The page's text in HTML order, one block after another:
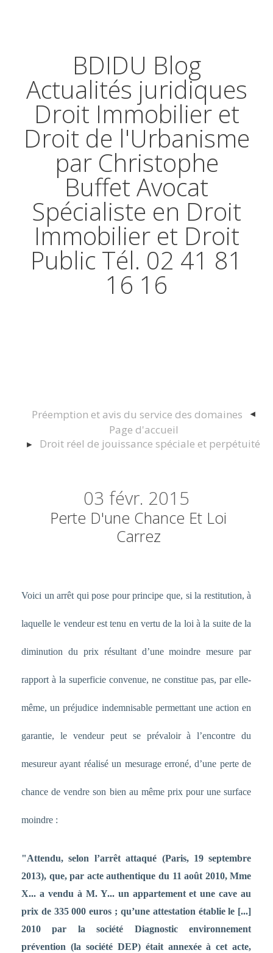
BDIDU Blog
Actualités juridiques
Droit Immobilier et
Droit de l'Urbanisme
par Christophe
Buffet Avocat
Spécialiste en Droit
Immobilier et Droit
Public Tél. 02 41 81
16 16
Préemption et avis du service des domaines
Page d'accueil
Droit réel de jouissance spéciale et perpétuité
03 févr. 2015
Perte D'une Chance Et Loi
Carrez
Voici un arrêt qui pose pour principe que, si la restitution, à
laquelle le vendeur est tenu en vertu de la loi à la suite de la
diminution du prix résultant d’une moindre mesure par
rapport à la superficie convenue, ne constitue pas, par elle-
même, un préjudice indemnisable permettant une action en
garantie, le vendeur peut se prévaloir à l’encontre du
mesureur ayant réalisé un mesurage erroné, d’une perte de
chance de vendre son bien au même prix pour une surface
moindre :
"Attendu, selon l’arrêt attaqué (Paris, 19 septembre
2013), que, par acte authentique du 11 août 2010, Mme
X... a vendu à M. Y... un appartement et une cave au
prix de 335 000 euros ; qu’une attestation établie le [...]
2010 par la société Diagnostic environnement
prévention (la société DEP) était annexée à cet acte,